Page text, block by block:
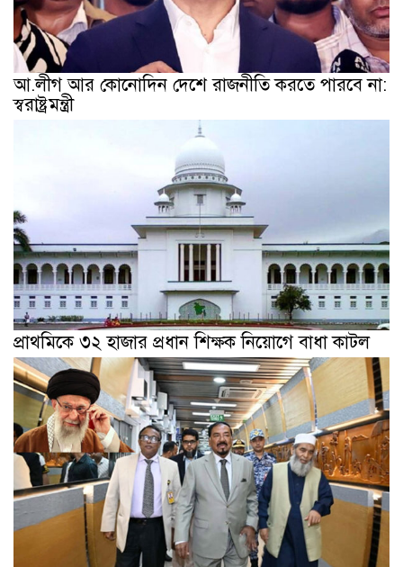
আ.লীগ আর কোনোদিন দেশে রাজনীতি করতে পারবে না:
স্বরাষ্ট্রমন্ত্রী
প্রাথমিকে ৩২ হাজার প্রধান শিক্ষক নিয়োগে বাধা কাটল